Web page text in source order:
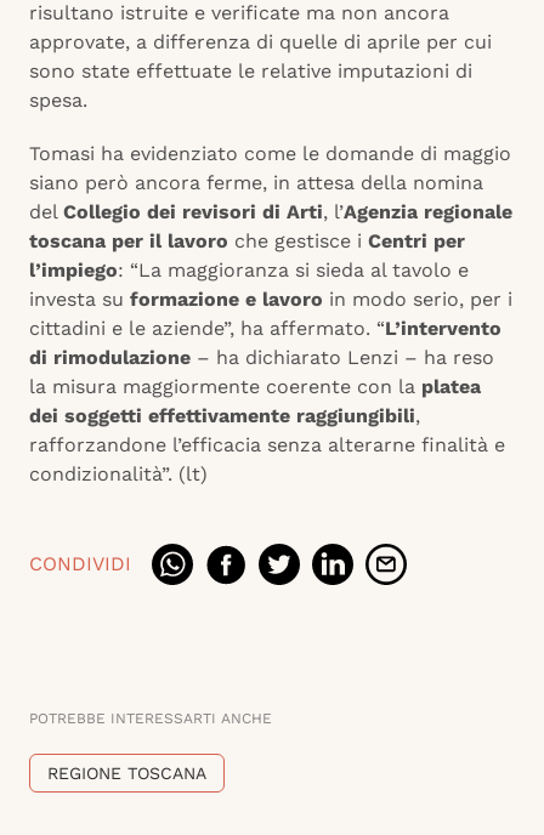
risultano istruite e verificate ma non ancora
approvate, a differenza di quelle di aprile per cui
sono state effettuate le relative imputazioni di
spesa.
Tomasi ha evidenziato come le domande di maggio
siano però ancora ferme, in attesa della nomina
del Collegio dei revisori di Arti, l’Agenzia regionale
toscana per il lavoro che gestisce i Centri per
l’impiego: “La maggioranza si sieda al tavolo e
investa su formazione e lavoro in modo serio, per i
cittadini e le aziende”, ha affermato. “L’intervento
di rimodulazione – ha dichiarato Lenzi – ha reso
la misura maggiormente coerente con la platea
dei soggetti effettivamente raggiungibili,
rafforzandone l’efficacia senza alterarne finalità e
condizionalità”. (lt)
CONDIVIDI
POTREBBE INTERESSARTI ANCHE
REGIONE TOSCANA